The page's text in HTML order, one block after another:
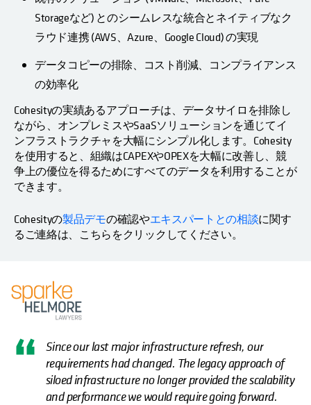
Storageなど) とのシームレスな統合とネイティブなク
ラウド連携 (AWS、Azure、Google Cloud) の実現
データコピーの排除、コスト削減、コンプライアンス
の効率化
Cohesityの実績あるアプローチは、データサイロを排除し
ながら、オンプレミスやSaaSソリューションを通じてイ
ンフラストラクチャを大幅にシンプル化します。Cohesity
を使用すると、組織はCAPEXやOPEXを大幅に改善し、競
争上の優位を得るためにすべてのデータを利用することが
できます。
Cohesityの製品デモの確認やエキスパートとの相談に関す
るご連絡は、こちらをクリックしてください。
Since our last major infrastructure refresh, our
requirements had changed. The legacy approach of
siloed infrastructure no longer provided the scalability
and performance we would require going forward.